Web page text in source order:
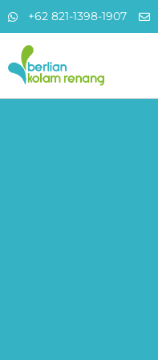
+62 821-1398-1907